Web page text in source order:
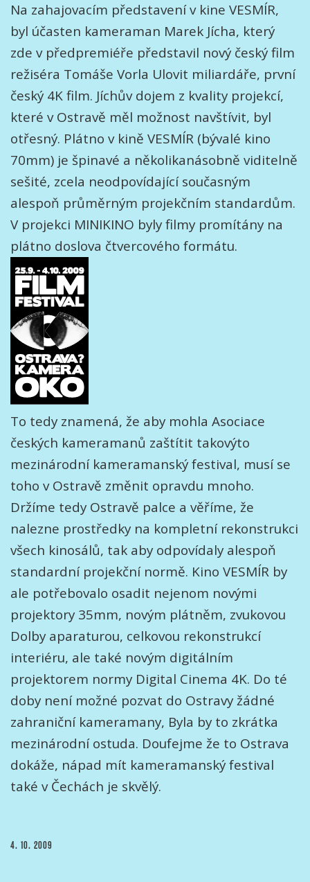
Na zahajovacím představení v kine VESMÍR,
byl účasten kameraman Marek Jícha, který
zde v předpremiéře představil nový český film
režiséra Tomáše Vorla Ulovit miliardáře, první
český 4K film. Jíchův dojem z kvality projekcí,
které v Ostravě měl možnost navštívit, byl
otřesný. Plátno v kině VESMÍR (bývalé kino
70mm) je špinavé a několikanásobně viditelně
sešité, zcela neodpovídající současným
alespoň průměrným projekčním standardům.
V projekci MINIKINO byly filmy promítány na
plátno doslova čtvercového formátu.
To tedy znamená, že aby mohla Asociace
českých kameramanů zaštítit takovýto
mezinárodní kameramanský festival, musí se
toho v Ostravě změnit opravdu mnoho.
Držíme tedy Ostravě palce a věříme, že
nalezne prostředky na kompletní rekonstrukci
všech kinosálů, tak aby odpovídaly alespoň
standardní projekční normě. Kino VESMÍR by
ale potřebovalo osadit nejenom novými
projektory 35mm, novým plátněm, zvukovou
Dolby aparaturou, celkovou rekonstrukcí
interiéru, ale také novým digitálním
projektorem normy Digital Cinema 4K. Do té
doby není možné pozvat do Ostravy žádné
zahraniční kameramany, Byla by to zkrátka
mezinárodní ostuda. Doufejme že to Ostrava
dokáže, nápad mít kameramanský festival
také v Čechách je skvělý.
PUBLIKOVÁNO
4. 10. 2009